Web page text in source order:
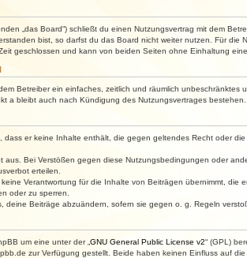
„das Board“) schließt du einen Nutzungsvertrag mit dem
bist, so darfst du das Board nicht weiter nutzen. Für die
geschlossen und kann von beiden Seiten ohne Einhaltung
Betreiber ein einfaches, zeitlich und räumlich
a bleibt auch nach Kündigung des Nutzungsvertrages bestehen.
dass er keine Inhalte enthält, die gegen geltendes Recht oder
aus. Bei Verstößen gegen diese Nutzungsbedingungen oder
erteilen.
Verantwortung für die Inhalte von Beiträgen übernimmt,
oder zu sperren.
deine Beiträge abzuändern, sofern sie gegen o. g. Regeln
um eine unter der „ GNU General Public License v2“ (GPL)
zur Verfügung gestellt. Beide haben keinen Einfluss auf